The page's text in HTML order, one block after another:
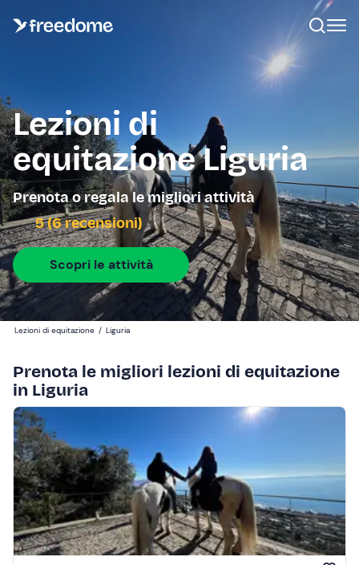
Lezioni di
equitazione Liguria
Prenota o regala le migliori attività
5 (6 recensioni)
Scopri le attività
Lezioni di equitazione / Liguria
Prenota le migliori lezioni di equitazione
in Liguria